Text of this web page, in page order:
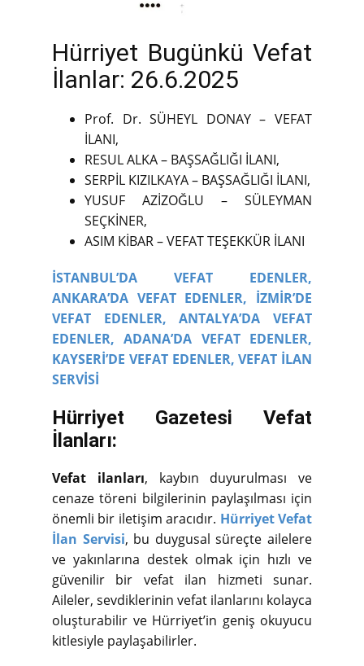
Hürriyet Bugünkü Vefat
İlanlar: 26.6.2025
Prof. Dr. SÜHEYL DONAY – VEFAT
İLANI,
RESUL ALKA – BAŞSAĞLIĞI İLANI,
SERPİL KIZILKAYA – BAŞSAĞLIĞI İLANI,
YUSUF AZİZOĞLU – SÜLEYMAN
SEÇKİNER,
ASIM KİBAR – VEFAT TEŞEKKÜR İLANI
İSTANBUL’DA VEFAT EDENLER,
ANKARA’DA VEFAT EDENLER, İZMİR’DE
VEFAT EDENLER,
ANTALYA’DA VEFAT
EDENLER, ADANA’DA VEFAT EDENLER,
KAYSERİ’DE VEFAT EDENLER, VEFAT İLAN
SERVİSİ
Hürriyet Gazetesi Vefat
İlanları:
Vefat ilanları, kaybın duyurulması ve
cenaze töreni bilgilerinin paylaşılması için
önemli bir iletişim aracıdır. Hürriyet Vefat
İlan Servisi, bu duygusal süreçte ailelere
ve yakınlarına destek olmak için hızlı ve
güvenilir bir vefat ilan hizmeti sunar.
Aileler, sevdiklerinin vefat ilanlarını kolayca
oluşturabilir ve Hürriyet’in geniş okuyucu
kitlesiyle paylaşabilirler.